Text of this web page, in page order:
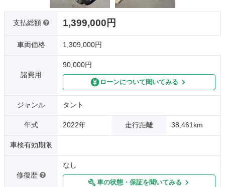
支払総額 1,399,000円
車両価格 1,309,000円
諸費用
90,000円
ローンについて聞いてみる
ジャンル タント
年式 2022年 走行距離 38,461km
車検有効期限
修復歴
なし
車の状態・保証を聞いてみる